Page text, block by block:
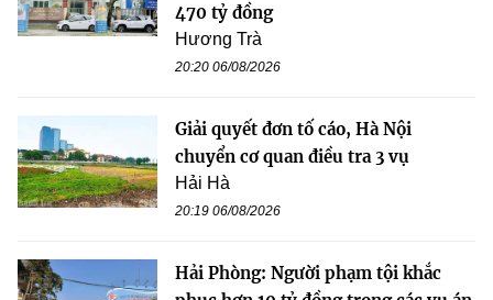
470 tỷ đồng
Hương Trà
20:20 06/08/2026
Giải quyết đơn tố cáo, Hà Nội
chuyển cơ quan điều tra 3 vụ
Hải Hà
20:19 06/08/2026
Hải Phòng: Người phạm tội khắc